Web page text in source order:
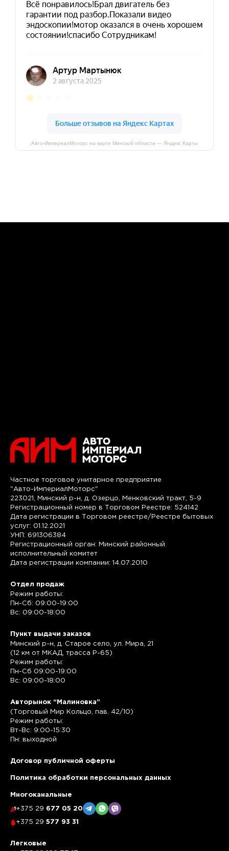
Авто-ИмпериалМоторс на карте Минской области — Яндекс Карты
Частное торговое унитарное предприятие
"Авто-ИмпериалМоторс"
223021, Минский р-н, д. Озерцо, Менковский тракт, 5-9
Регистрационный номер в Торговом Реестре: 524142
Дата регистрации в Торговом реестре/Реестре бытовых
услуг: 01.12.2021
УНП: 691306384
Регистрационный орган: Минский районный
исполнительный комитет
Дата регистрации компании: 14.07.2010
Отдел продаж
Режим работы:
Пн-Сб: 09:00-19:00
Вс: 09:00-18:00
Пункт выдачи заказов
Минский р-н, д. Старое село, ул. Мира, 21
(12 км от МКАД, трасса P-65)
Режим работы:
Пн-Сб 09:00-19:00
Вс: 09:00-18:00
Авторынок “Малиновка”
(Торговый Мир Кольцо, пав. 42/10)
Режим работы:
Вт-Вс: 9:00-15:30
Пн: выходной
Договор публичной оферты
Политика обработки персональных данных
Многоканальные
+375 29 677 05 20
+375 29 577 93 31
Легковые